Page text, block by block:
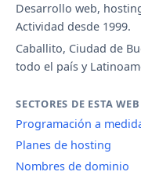
Desarrollo web,
Actividad desde 1999.
Caballito, Ciudad de
todo el país y
SECTORES DE ESTA WEB
Programación a
Planes de hosting
Nombres de dominio